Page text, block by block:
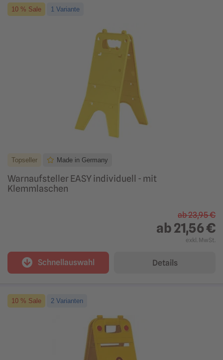
10 % Sale 1 Variante
Topseller Made in Germany
Warnaufsteller EASY individuell - mit
Klemmlaschen
ab23,95 €
ab21,56 €
exkl. MwSt.
Schnellauswahl Details
10 % Sale 2 Varianten